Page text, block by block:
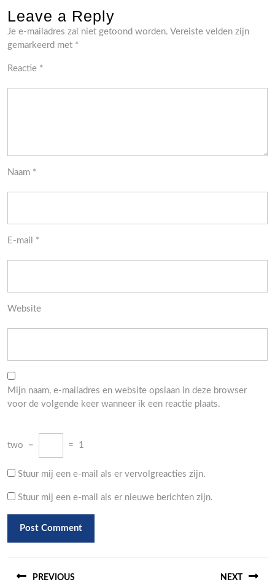
Leave a Reply
Je e-mailadres zal niet getoond worden. Vereiste velden zijn
gemarkeerd met *
Reactie *
Naam *
E-mail *
Website
Mijn naam, e-mailadres en website opslaan in deze browser
voor de volgende keer wanneer ik een reactie plaats.
two − = 1
Stuur mij een e-mail als er vervolgreacties zijn.
Stuur mij een e-mail als er nieuwe berichten zijn.
PREVIOUS NEXT